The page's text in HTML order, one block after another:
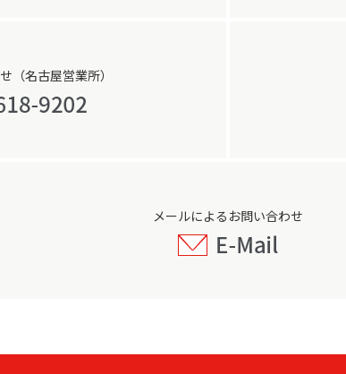
（名古屋営業所）
メールによるお問い合わせ